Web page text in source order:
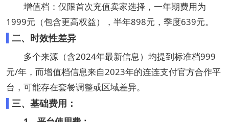
‌增值档‌：仅限首次充值卖家选择，一年期费用为
1999元（包含更高权益），半年898元，季度639元。
二、时效性差异‌
多个来源（含2024年最新信息）均提到标准档999
元/年，而增值档信息来自2023年的连连支付官方合作平
台，可能存在套餐调整或区域差异。
三、基础费用：